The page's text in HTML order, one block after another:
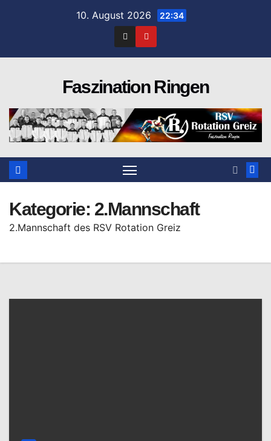
10. August 2026 22:34
Faszination Ringen
Kategorie: 2.Mannschaft
2.Mannschaft des RSV Rotation Greiz